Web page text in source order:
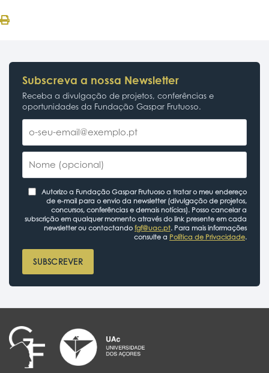
Subscreva a nossa Newsletter
Receba a divulgação de projetos, conferências e
oportunidades da Fundação Gaspar Frutuoso.
Autorizo a Fundação Gaspar Frutuoso a tratar o meu endereço
de e-mail para o envio da newsletter (divulgação de projetos,
concursos, conferências e demais notícias). Posso cancelar a
subscrição em qualquer momento através do link presente em cada
newsletter ou contactando fgf@uac.pt. Para mais informações
consulte a Política de Privacidade.
SUBSCREVER